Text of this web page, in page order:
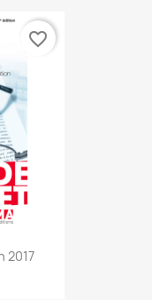
2017
favorite_border